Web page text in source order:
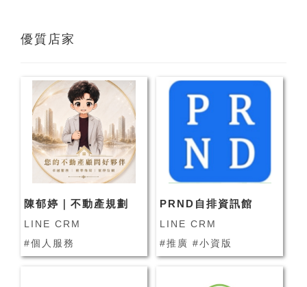
優質店家
陳郁婷｜不動產規劃
LINE CRM
#個人服務
PRND自排資訊館
LINE CRM
#推廣 #小資版